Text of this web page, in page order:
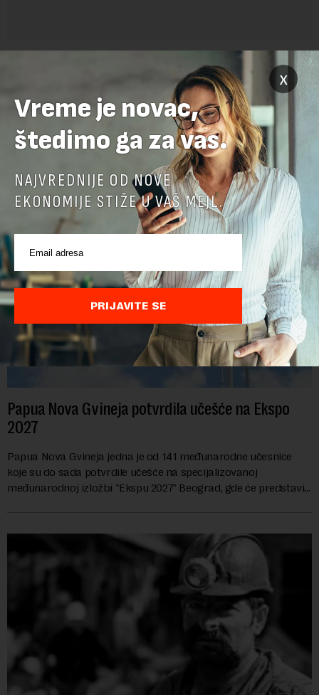
POVEZANI SADRŽAJI
Papua Nova Gvineja potvrdila učešće na Ekspo
2027
Papua Nova Gvineja jedna je od 141 međunarodne učesnice
koje su do sada potvrdile učešće na specijalizovanoj
međunarodnoj izložbi "Ekspu 2027" Beograd, gde će predstaviti
x
Vreme je novac,
štedimo ga za vas.
NAJVREDNIJE OD NOVE
EKONOMIJE STIŽE U VAŠ MEJL.
PRIJAVITE SE